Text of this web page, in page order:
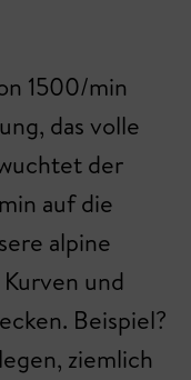
1500/min
das volle
der
auf die
alpine
und
Beispiel?
ziemlich